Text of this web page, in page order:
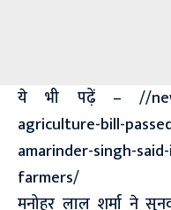
ये भी पढ़ें – //
agriculture-bill-
amarinder-singh-
farmers/
मनोहर लाल शर्मा ने